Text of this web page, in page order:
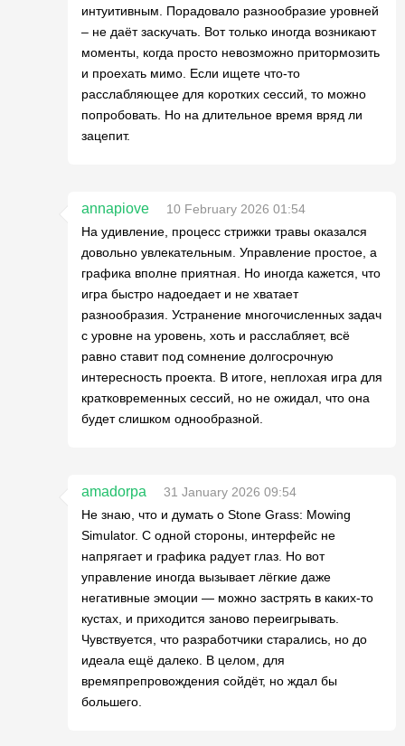
интуитивным. Порадовало разнообразие уровней
– не даёт заскучать. Вот только иногда возникают
моменты, когда просто невозможно притормозить
и проехать мимо. Если ищете что-то
расслабляющее для коротких сессий, то можно
попробовать. Но на длительное время вряд ли
зацепит.
annapiove
10 February 2026 01:54
На удивление, процесс стрижки травы оказался
довольно увлекательным. Управление простое, а
графика вполне приятная. Но иногда кажется, что
игра быстро надоедает и не хватает
разнообразия. Устранение многочисленных задач
с уровне на уровень, хоть и расслабляет, всё
равно ставит под сомнение долгосрочную
интересность проекта. В итоге, неплохая игра для
кратковременных сессий, но не ожидал, что она
будет слишком однообразной.
amadorpa
31 January 2026 09:54
Не знаю, что и думать о Stone Grass: Mowing
Simulator. С одной стороны, интерфейс не
напрягает и графика радует глаз. Но вот
управление иногда вызывает лёгкие даже
негативные эмоции — можно застрять в каких-то
кустах, и приходится заново переигрывать.
Чувствуется, что разработчики старались, но до
идеала ещё далеко. В целом, для
времяпрепровождения сойдёт, но ждал бы
большего.